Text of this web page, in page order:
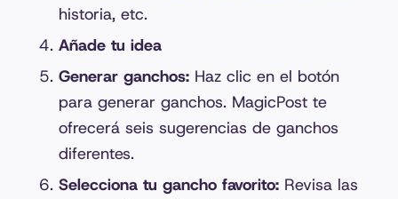
historia, etc.
Añade tu idea
Generar ganchos: Haz clic en el botón
para generar ganchos. MagicPost te
ofrecerá seis sugerencias de ganchos
diferentes.
Selecciona tu gancho favorito: Revisa las